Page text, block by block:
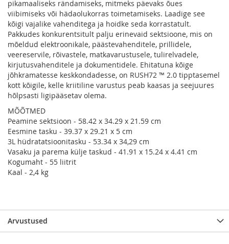
pikamaaliseks rändamiseks, mitmeks päevaks õues
viibimiseks või hädaolukorras toimetamiseks. Laadige see
kõigi vajalike vahenditega ja hoidke seda korrastatult.
Pakkudes konkurentsitult palju erinevaid sektsioone, mis on
mõeldud elektroonikale, päästevahenditele, prillidele,
veereservile, rõivastele, matkavarustusele, tulirelvadele,
kirjutusvahenditele ja dokumentidele. Ehitatuna kõige
jõhkramatesse keskkondadesse, on RUSH72 ™ 2.0 tipptasemel
kott kõigile, kelle kriitiline varustus peab kaasas ja seejuures
hõlpsasti ligipääsetav olema.
MÕÕTMED
Peamine sektsioon - 58.42 x 34.29 x 21.59 cm
Eesmine tasku - 39.37 x 29.21 x 5 cm
3L hüdratatsioonitasku - 53.34 x 34,29 cm
Vasaku ja parema külje taskud - 41.91 x 15.24 x 4.41 cm
Kogumaht - 55 liitrit
Kaal - 2,4 kg
Arvustused